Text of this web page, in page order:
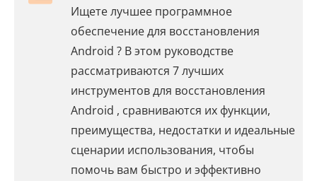
Ищете лучшее программное
обеспечение для восстановления
Android ? В этом руководстве
рассматриваются 7 лучших
инструментов для восстановления
Android , сравниваются их функции,
преимущества, недостатки и идеальные
сценарии использования, чтобы
помочь вам быстро и эффективно